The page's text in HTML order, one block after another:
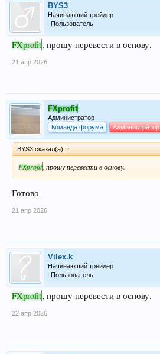
BYS3
Начинающий трейдер
Пользователь
FXprofit, прошу перевести в основу.
21 апр 2026
FXprofit
Администратор
Команда форума
Администратор
BYS3 сказал(а): ↑
FXprofit , прошу перевести в основу.
Готово
21 апр 2026
Vilex.k
Начинающий трейдер
Пользователь
FXprofit, прошу перевести в основу.
22 апр 2026